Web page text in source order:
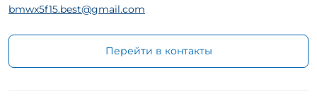
bmwx5f15.best@gmail.com
Перейти в контакты